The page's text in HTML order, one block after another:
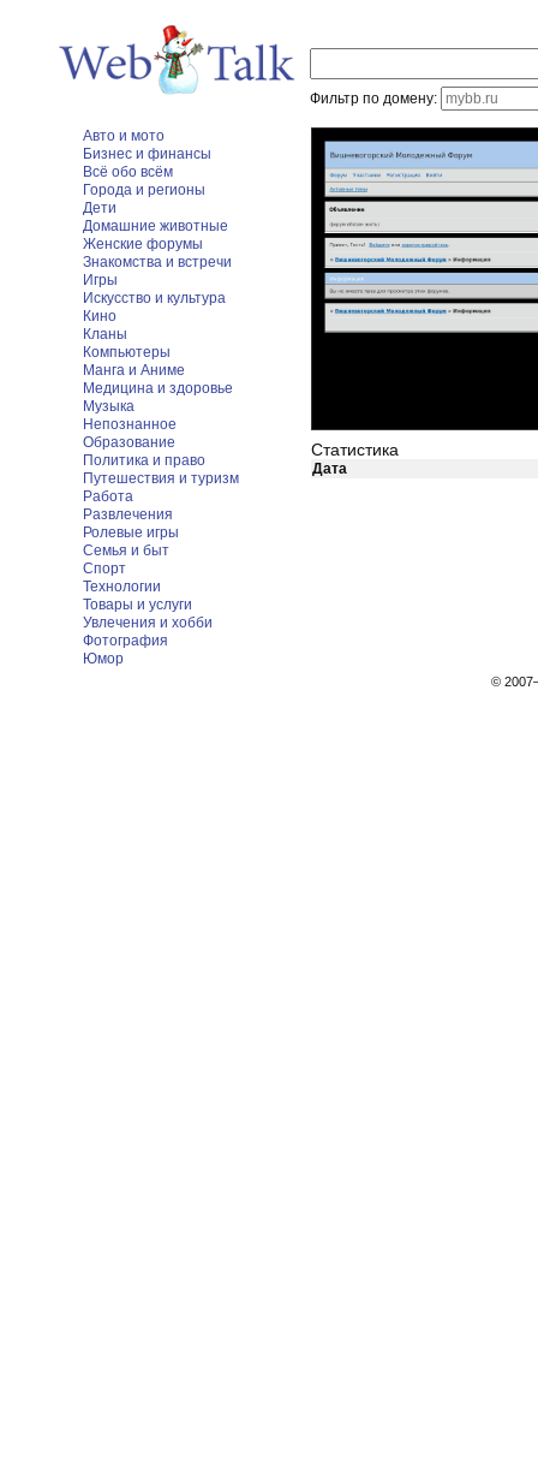
Фильтр по домену:
Авто и мото
Бизнес и финансы
Всё обо всём
Города и регионы
Дети
Домашние животные
Женские форумы
Знакомства и встречи
Игры
Искусство и культура
Кино
Кланы
Компьютеры
Манга и Аниме
Медицина и здоровье
Музыка
Непознанное
Образование
Политика и право
Путешествия и туризм
Работа
Развлечения
Ролевые игры
Семья и быт
Спорт
Технологии
Товары и услуги
Увлечения и хобби
Фотография
Юмор
Статистика
Дата
©